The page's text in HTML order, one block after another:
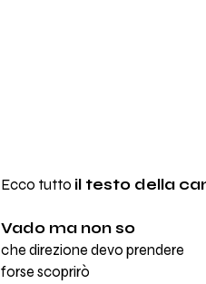
Ecco tutto il testo della
Vado ma non so
che direzione devo prendere
forse scoprirò